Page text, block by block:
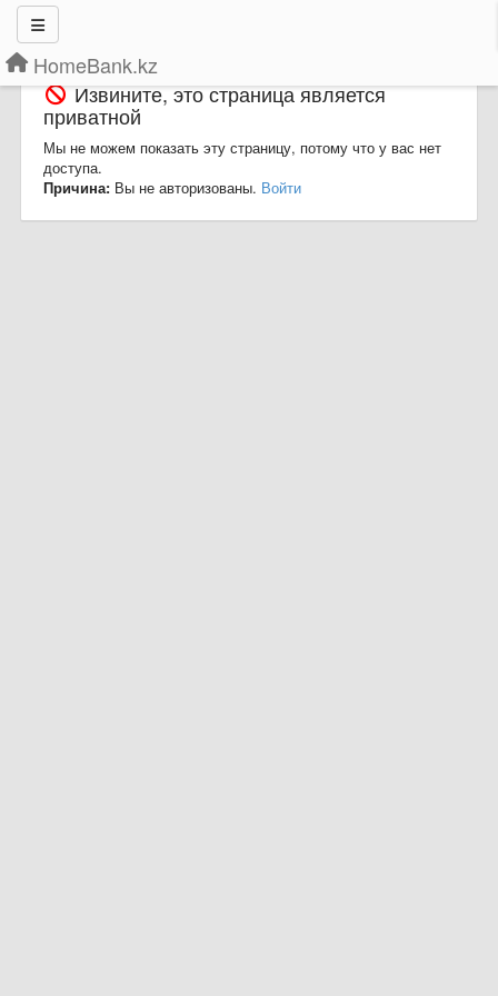
HomeBank.kz
Извините, это страница является
приватной
Мы не можем показать эту страницу, потому что у вас нет
доступа.
Причина: Вы не авторизованы. Войти